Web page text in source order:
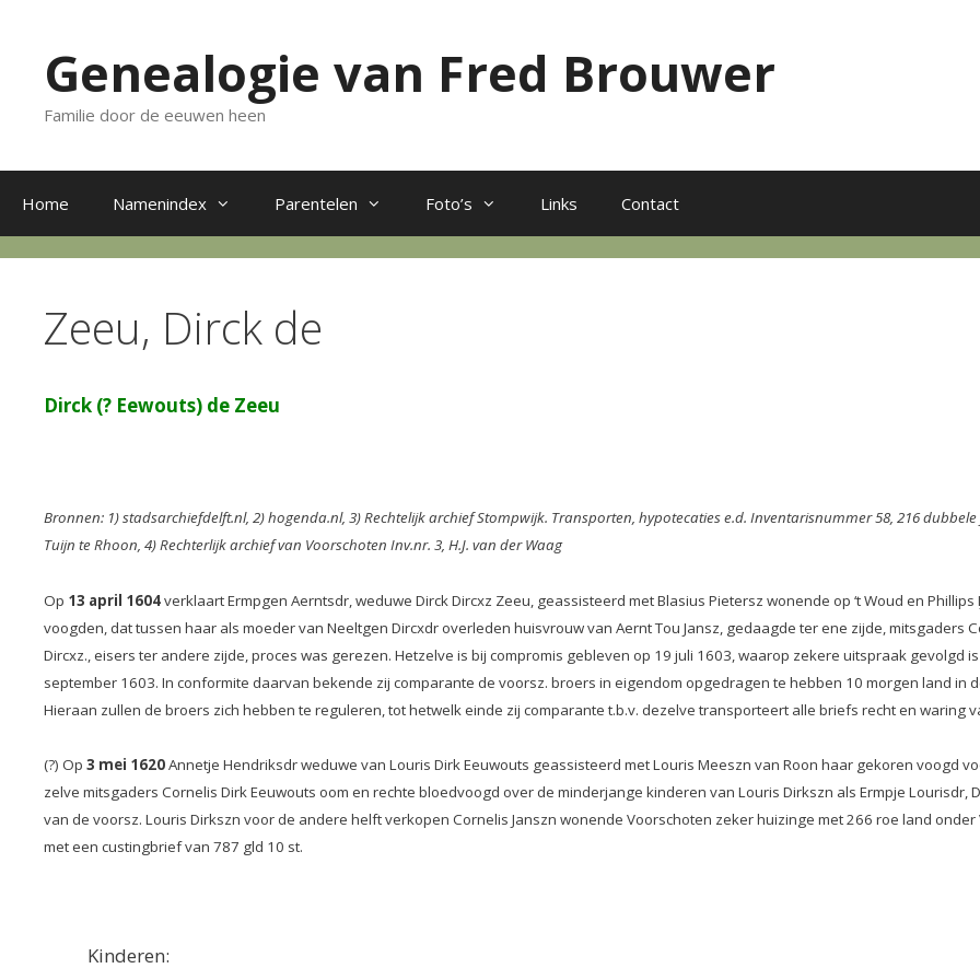
inhoudGenealogie van Fred Brouwer
Familie door de eeuwen heen
Home Namenindex Parentelen Foto’s Links Contact
Zeeu, Dirck de
Dirck (? Eewouts) de Zeeu
Bronnen: 1) stadsarchiefdelft.nl, 2) hogenda.nl, 3) Rechtelijk archief Stompwijk. Transporten, hypotecaties e.d. Inventarisnummer 58, 216
Tuijn te Rhoon, 4) Rechterlijk archief van Voorschoten Inv.nr. 3, H.J. van der Waag
Op 13 april 1604verklaart Ermpgen Aerntsdr, weduwe Dirck Dircxz Zeeu, geassisteerd met Blasius Pietersz wonende op ‘t Woud en
voogden, dat tussen haar als moeder van Neeltgen Dircxdr overleden huisvrouw van Aernt Tou Jansz, gedaagde ter ene zijde, mitsgaders
Dircxz., eisers ter andere zijde, proces was gerezen. Hetzelve is bij compromis gebleven op 19 juli 1603, waarop zekere uitspraak gevolgd
september 1603. In conformite daarvan bekende zij comparante de voorsz. broers in eigendom opgedragen te hebben 10 morgen land in
Hieraan zullen de broers zich hebben te reguleren, tot hetwelk einde zij comparante t.b.v. dezelve transporteert alle briefs recht en waring
(?) Op 3 mei 1620Annetje Hendriksdr weduwe van Louris Dirk Eeuwouts geassisteerd met Louris Meeszn van Roon haar gekoren voogd
zelve mitsgaders Cornelis Dirk Eeuwouts oom en rechte bloedvoogd over de minderjange kinderen van Louris Dirkszn als Ermpje Lourisdr,
van de voorsz. Louris Dirkszn voor de andere helft verkopen Cornelis Janszn wonende Voorschoten zeker huizinge met 266 roe land
met een custingbrief van 787 gld 10 st.
Kinderen: